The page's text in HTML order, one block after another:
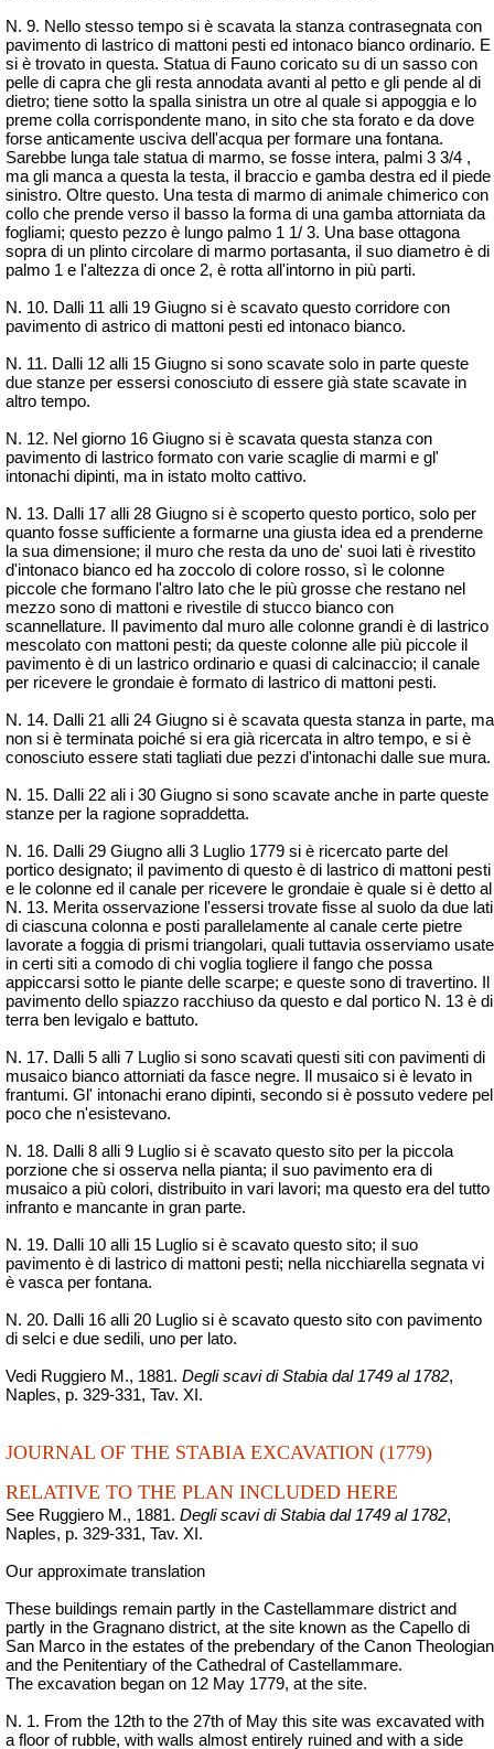
N. 9. Nello stesso tempo si è scavata la stanzacontrasegnatacon
pavimento di lastrico di mattoni pesti ed intonaco bianco ordinario. E
si è trovato in questa. Statua di Fauno coricato su di un sasso con
pelle di capra che gli resta annodata avanti al petto e gli pende al di
dietro; tiene sotto la spalla sinistra un otre al quale si appoggia e lo
preme colla corrispondente mano, in sito che sta forato e da dove
forse anticamente usciva dell'acqua per formare una fontana.
Sarebbe lunga tale statuadi marmo, se fosse intera, palmi 3 3/4 ,
ma gli manca a questa la testa, il braccio e gamba destra ed il piede
sinistro. Oltre questo. Una testa di marmo di animale chimerico con
collo che prende verso il basso la forma di una gamba attorniata da
fogliami; questo pezzo è lungo palmo 1 1/ 3. Una base ottagona
sopra di un plinto circolare di marmo portasanta, il suo diametro è di
palmo 1 e l'altezza di once 2, è rotta all'intorno in più parti.
N. 10. Dalli 11 alli 19 Giugno si è scavato questo corridore con
pavimento di astrico di mattoni pesti ed intonaco bianco.
N. 11. Dalli 12 alli 15 Giugno si sono scavate solo in parte queste
due stanze per essersi conosciuto di essere già state scavate in
altro tempo.
N. 12. Nel giorno 16 Giugno si è scavata questa stanza con
pavimento di lastrico formato con varie scaglie di marmi e gl'
intonachi dipinti, ma in istato molto cattivo.
N. 13. Dalli 17 alli 28 Giugno si è scoperto questo portico, solo per
quanto fosse sufficiente a formarne una giusta idea ed a prenderne
la sua dimensione; il muro che resta da uno de' suoi lati è rivestito
d'intonaco bianco ed ha zoccolo di colore rosso, sì le colonne
piccole che formano l'altro Iato che le più grosse che restano nel
mezzo sono di mattoni e rivestile di stucco bianco con
scannellature. Il pavimento dal muro alle colonne grandi è di lastrico
mescolato con mattoni pesti; da queste colonne alle più piccole il
pavimento è di un lastrico ordinario e quasi di calcinaccio; il canale
per ricevere le grondaie è formato di lastrico di mattoni pesti.
N. 14. Dalli 21 alli 24 Giugno si è scavata questa stanza in parte, ma
non si è terminata poiché si era già ricercata in altro tempo, e si è
conosciuto essere stati tagliati due pezzi d'intonachi dalle sue mura.
N. 15. Dalli 22 ali i 30 Giugno si sono scavate anche in parte queste
stanze per la ragione sopraddetta.
N. 16. Dalli 29 Giugno alli 3 Luglio 1779 si è ricercato parte del
portico designato; il pavimento di questo è di lastrico di mattoni pesti
e le colonne ed il canale per ricevere le grondaie è quale si è detto al
N. 13. Merita osservazione l'essersi trovate fisse al suolo da due lati
di ciascuna colonna e posti parallelamente al canale certe pietre
lavorate a foggia di prismi triangolari, quali tuttavia osserviamo usate
in certi siti a comodo di chi voglia togliere il fango che possa
appiccarsi sotto le piante delle scarpe; e queste sono di travertino. Il
pavimento dello spiazzo racchiuso da questo e dal portico N. 13 è di
terra ben levigalo e battuto.
N. 17. Dalli 5 alli 7 Luglio si sono scavati questi siti con pavimenti di
musaico bianco attorniati da fasce negre. Il musaico si è levato in
frantumi. Gl' intonachi erano dipinti, secondo si è possuto vedere pel
poco che n'esistevano.
N. 18. Dalli 8 alli 9 Luglio si è scavato questo sito per la piccola
porzione che si osserva nella pianta; il suo pavimento era di
musaico a più colori, distribuito in vari lavori; ma questo era del tutto
infranto e mancante in gran parte.
N. 19. Dalli 10 alli 15 Luglio si è scavato questo sito; il suo
pavimento è di lastrico di mattoni pesti; nella nicchiarellasegnata vi
è vasca per fontana.
N. 20. Dalli 16 alli 20 Luglio si è scavato questo sito con pavimento
di selci e due sedili, uno per lato.
Vedi Ruggiero M., 1881. Degli scavi di Stabia dal 1749 al 1782,
Naples, p. 329-331, Tav. XI.
JOURNAL OF THE STABIA EXCAVATION (1779)
RELATIVE TO THE PLAN INCLUDED HERE
See Ruggiero M., 1881. Degli scavi di Stabia dal 1749 al 1782,
Naples, p. 329-331, Tav. XI.
Our approximate translation
These buildings remain partly in the Castellammare district and
partly in the Gragnano district, at the site known as the Capello di
San Marco in the estates of the prebendary of the Canon Theologian
and the Penitentiary of the Cathedral of Castellammare.
The excavation began on 12 May 1779, at the site.
N. 1. From the 12th to the 27th of May this site was excavated with
a floor of rubble, with walls almost entirely ruined and with a side